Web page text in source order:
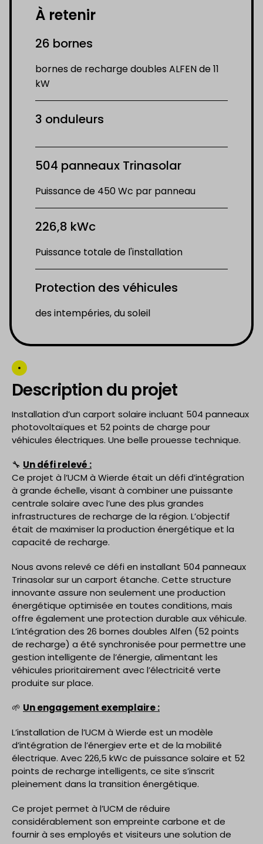
À retenir
26 bornes
bornes de recharge doubles ALFEN de 11
kW
3 onduleurs
504 panneaux Trinasolar
Puissance de 450 Wc par panneau
226,8 kWc
Puissance totale de l'installation
Protection des véhicules
des intempéries, du soleil
Description du projet
Installation d’un carport solaire incluant 504 panneaux
photovoltaïques et 52 points de charge pour
véhicules électriques. Une belle prouesse technique.
🔧 Un défi relevé :
Ce projet à l’UCM à Wierde était un défi d’intégration
à grande échelle, visant à combiner une puissante
centrale solaire avec l’une des plus grandes
infrastructures de recharge de la région. L’objectif
était de maximiser la production énergétique et la
capacité de recharge.
Nous avons relevé ce défi en installant 504 panneaux
Trinasolar sur un carport étanche. Cette structure
innovante assure non seulement une production
énergétique optimisée en toutes conditions, mais
offre également une protection durable aux véhicule.
L’intégration des 26 bornes doubles Alfen (52 points
de recharge) a été synchronisée pour permettre une
gestion intelligente de l’énergie, alimentant les
véhicules prioritairement avec l’électricité verte
produite sur place.
🌱 Un engagement exemplaire :
L’installation de l’UCM à Wierde est un modèle
d’intégration de l’énergiev erte et de la mobilité
électrique. Avec 226,5 kWc de puissance solaire et 52
points de recharge intelligents, ce site s’inscrit
pleinement dans la transition énergétique.
Ce projet permet à l’UCM de réduire
considérablement son empreinte carbone et de
fournir à ses employés et visiteurs une solution de